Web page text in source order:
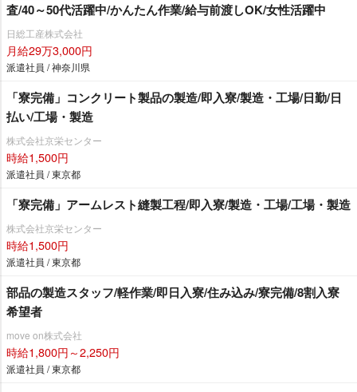
査/40～50代活躍中/かんたん作業/給与前渡しOK/女性活躍中
日総工産株式会社
月給29万3,000円
派遣社員 / 神奈川県
「寮完備」コンクリート製品の製造/即入寮/製造・工場/日勤/日
払い/工場・製造
株式会社京栄センター
時給1,500円
派遣社員 / 東京都
「寮完備」アームレスト縫製工程/即入寮/製造・工場/工場・製造
株式会社京栄センター
時給1,500円
派遣社員 / 東京都
部品の製造スタッフ/軽作業/即日入寮/住み込み/寮完備/8割入寮
希望者
move on株式会社
時給1,800円～2,250円
派遣社員 / 東京都